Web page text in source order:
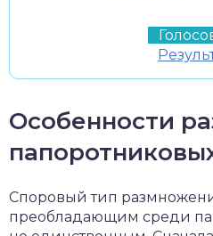
Особенности
Споровый тип
преобладающим среди